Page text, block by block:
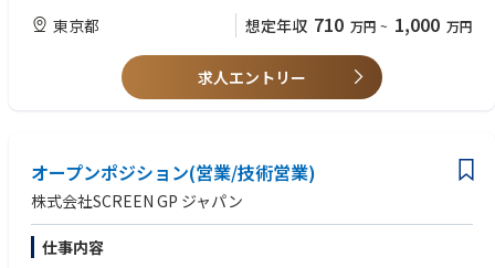
います。
▼営業スタイル・提案内容
・既存顧客への提案領域拡大（例：1社に対する製品ラインナップの拡
▼貿易・海外対応
・海外スタッフ・海外駐在員との連携による営業戦略の立案・実行
・輸出入に関わる貿易実務
（輸出入書類の実務は事務担当がサポート）
■求める人物像
コミュニケーションを取ることが好きな方を求めております。
お客様との商談においてもしっかりと対応できる、社交性のある方をイメ
ージしております。また、将来的には新しいビジネスを開拓していただく
東京都 想定年収 710 万円 ~ 1,000 万円
求人エントリー
オープンポジション(営業/技術営業)
株式会社SCREEN GP ジャパン
仕事内容